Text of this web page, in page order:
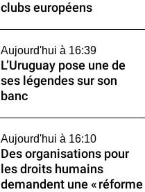
clubs européens
Aujourd'hui à 16:39
L’Uruguay pose une de
ses légendes sur son
banc
Aujourd'hui à 16:10
Des organisations pour
les droits humains
demandent une « réforme